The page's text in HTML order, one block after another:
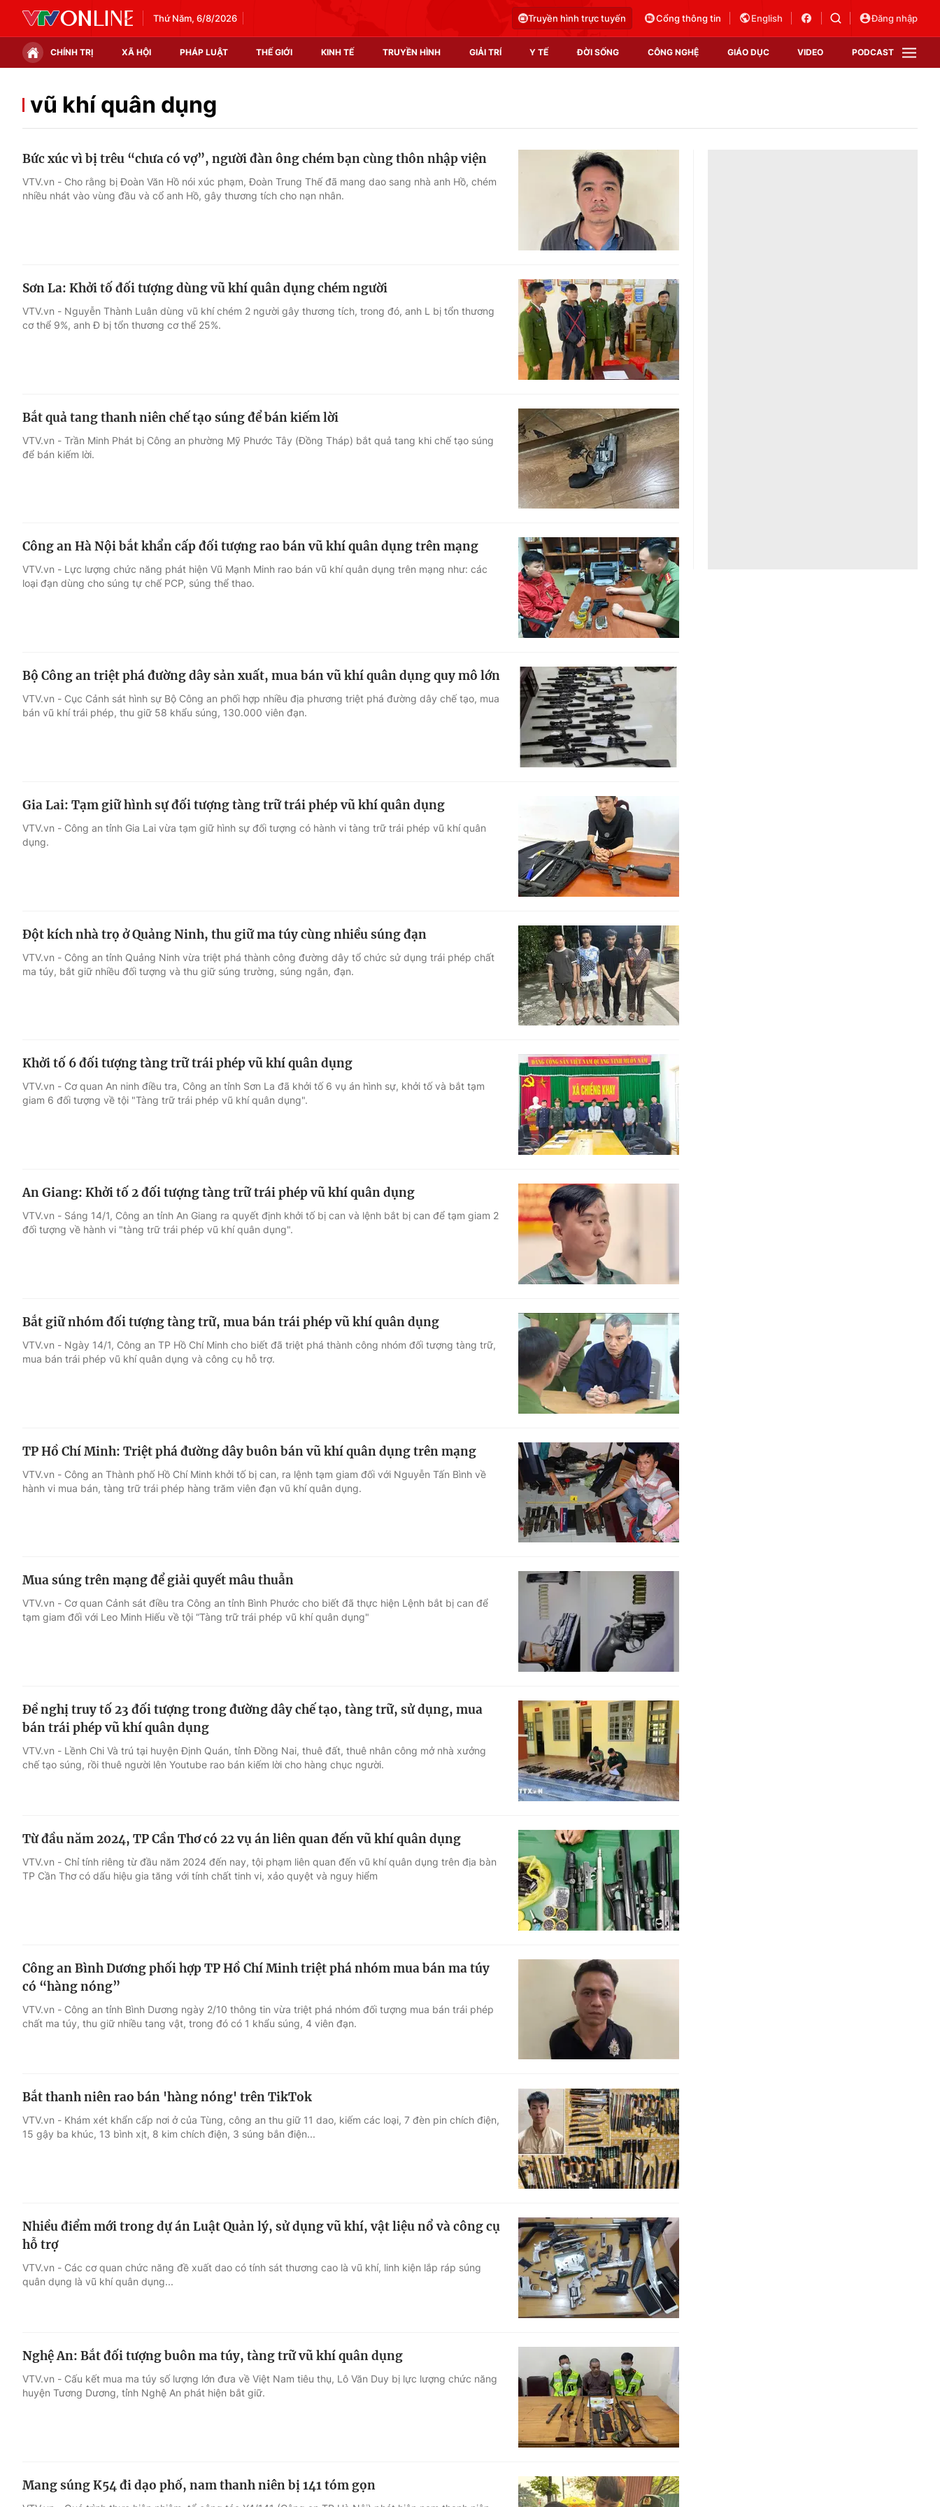
Thứ Năm, 6/8/2026 Truyền hình trực tuyến Cổng thông tin English Đăng nhập
CHÍNH TRỊ XÃ HỘI PHÁP LUẬT THẾ GIỚI KINH TẾ TRUYỀN HÌNH GIẢI TRÍ Y TẾ ĐỜI SỐNG CÔNG NGHỆ GIÁO DỤC VIDEO PODCAST
Chính trị
Thế giới đó đây
Thị trường
Video
Shorts video
Podcast
EMagazine
Photo
Infographic
Góc ảnh
Điện ảnh
Âm nhạc
Sao
Du lịch
Làm đẹp
Học trực tuyến
Công nghệ
Hitech Công nghệ tương lai
Sản phẩm
Thị trường
Tư vấn
VTV Sức khoẻ
vũ khí quân dụng
Bức xúc vì bị trêu “chưa có vợ”, người đàn ông chém bạn cùng thôn nhập viện
VTV.vn - Cho rằng bị Đoàn Văn Hồ nói xúc phạm, Đoàn Trung Thế đã mang dao sang nhà anh Hồ, chém
nhiều nhát vào vùng đầu và cổ anh Hồ, gây thương tích cho nạn nhân.
Sơn La: Khởi tố đối tượng dùng vũ khí quân dụng chém người
VTV.vn - Nguyễn Thành Luân dùng vũ khí chém 2 người gây thương tích, trong đó, anh L bị tổn thương
cơ thể 9%, anh Đ bị tổn thương cơ thể 25%.
Bắt quả tang thanh niên chế tạo súng để bán kiếm lời
VTV.vn - Trần Minh Phát bị Công an phường Mỹ Phước Tây (Đồng Tháp) bắt quả tang khi chế tạo súng
để bán kiếm lời.
Công an Hà Nội bắt khẩn cấp đối tượng rao bán vũ khí quân dụng trên mạng
VTV.vn - Lực lượng chức năng phát hiện Vũ Mạnh Minh rao bán vũ khí quân dụng trên mạng như: các
loại đạn dùng cho súng tự chế PCP, súng thể thao.
Bộ Công an triệt phá đường dây sản xuất, mua bán vũ khí quân dụng quy mô lớn
VTV.vn - Cục Cảnh sát hình sự Bộ Công an phối hợp nhiều địa phương triệt phá đường dây chế tạo, mua
bán vũ khí trái phép, thu giữ 58 khẩu súng, 130.000 viên đạn.
Gia Lai: Tạm giữ hình sự đối tượng tàng trữ trái phép vũ khí quân dụng
VTV.vn - Công an tỉnh Gia Lai vừa tạm giữ hình sự đối tượng có hành vi tàng trữ trái phép vũ khí quân
dụng.
Đột kích nhà trọ ở Quảng Ninh, thu giữ ma túy cùng nhiều súng đạn
VTV.vn - Công an tỉnh Quảng Ninh vừa triệt phá thành công đường dây tổ chức sử dụng trái phép chất
ma túy, bắt giữ nhiều đối tượng và thu giữ súng trường, súng ngắn, đạn.
Khởi tố 6 đối tượng tàng trữ trái phép vũ khí quân dụng
VTV.vn - Cơ quan An ninh điều tra, Công an tỉnh Sơn La đã khởi tố 6 vụ án hình sự, khởi tố và bắt tạm
giam 6 đối tượng về tội "Tàng trữ trái phép vũ khí quân dụng".
An Giang: Khởi tố 2 đối tượng tàng trữ trái phép vũ khí quân dụng
VTV.vn - Sáng 14/1, Công an tỉnh An Giang ra quyết định khởi tố bị can và lệnh bắt bị can để tạm giam 2
đối tượng về hành vi "tàng trữ trái phép vũ khí quân dụng".
Bắt giữ nhóm đối tượng tàng trữ, mua bán trái phép vũ khí quân dụng
VTV.vn - Ngày 14/1, Công an TP Hồ Chí Minh cho biết đã triệt phá thành công nhóm đối tượng tàng trữ,
mua bán trái phép vũ khí quân dụng và công cụ hỗ trợ.
TP Hồ Chí Minh: Triệt phá đường dây buôn bán vũ khí quân dụng trên mạng
VTV.vn - Công an Thành phố Hồ Chí Minh khởi tố bị can, ra lệnh tạm giam đối với Nguyễn Tấn Bình về
hành vi mua bán, tàng trữ trái phép hàng trăm viên đạn vũ khí quân dụng.
Mua súng trên mạng để giải quyết mâu thuẫn
VTV.vn - Cơ quan Cảnh sát điều tra Công an tỉnh Bình Phước cho biết đã thực hiện Lệnh bắt bị can để
tạm giam đối với Leo Minh Hiếu về tội “Tàng trữ trái phép vũ khí quân dụng"
Đề nghị truy tố 23 đối tượng trong đường dây chế tạo, tàng trữ, sử dụng, mua
bán trái phép vũ khí quân dụng
VTV.vn - Lềnh Chi Và trú tại huyện Định Quán, tỉnh Đồng Nai, thuê đất, thuê nhân công mở nhà xưởng
chế tạo súng, rồi thuê người lên Youtube rao bán kiếm lời cho hàng chục người.
Từ đầu năm 2024, TP Cần Thơ có 22 vụ án liên quan đến vũ khí quân dụng
VTV.vn - Chỉ tính riêng từ đầu năm 2024 đến nay, tội phạm liên quan đến vũ khí quân dụng trên địa bàn
TP Cần Thơ có dấu hiệu gia tăng với tính chất tinh vi, xảo quyệt và nguy hiểm
Công an Bình Dương phối hợp TP Hồ Chí Minh triệt phá nhóm mua bán ma túy
có “hàng nóng”
VTV.vn - Công an tỉnh Bình Dương ngày 2/10 thông tin vừa triệt phá nhóm đối tượng mua bán trái phép
chất ma túy, thu giữ nhiều tang vật, trong đó có 1 khẩu súng, 4 viên đạn.
Bắt thanh niên rao bán 'hàng nóng' trên TikTok
VTV.vn - Khám xét khẩn cấp nơi ở của Tùng, công an thu giữ 11 dao, kiếm các loại, 7 đèn pin chích điện,
15 gậy ba khúc, 13 bình xịt, 8 kim chích điện, 3 súng bắn điện...
Nhiều điểm mới trong dự án Luật Quản lý, sử dụng vũ khí, vật liệu nổ và công cụ
hỗ trợ
VTV.vn - Các cơ quan chức năng đề xuất dao có tính sát thương cao là vũ khí, linh kiện lắp ráp súng
quân dụng là vũ khí quân dụng...
Nghệ An: Bắt đối tượng buôn ma túy, tàng trữ vũ khí quân dụng
VTV.vn - Cấu kết mua ma túy số lượng lớn đưa về Việt Nam tiêu thụ, Lô Văn Duy bị lực lượng chức năng
huyện Tương Dương, tỉnh Nghệ An phát hiện bắt giữ.
Mang súng K54 đi dạo phố, nam thanh niên bị 141 tóm gọn